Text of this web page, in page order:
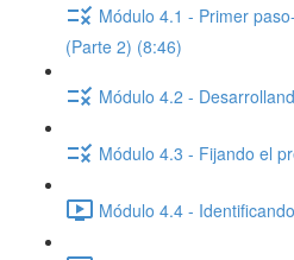
Módulo 4.1 - Primer
(Parte 2) (8:46)
Módulo 4.2 -
Módulo 4.3 - Fijando el
Módulo 4.4 -